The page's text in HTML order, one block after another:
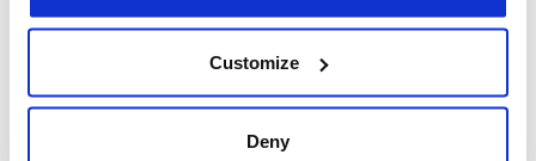
Customize
Deny